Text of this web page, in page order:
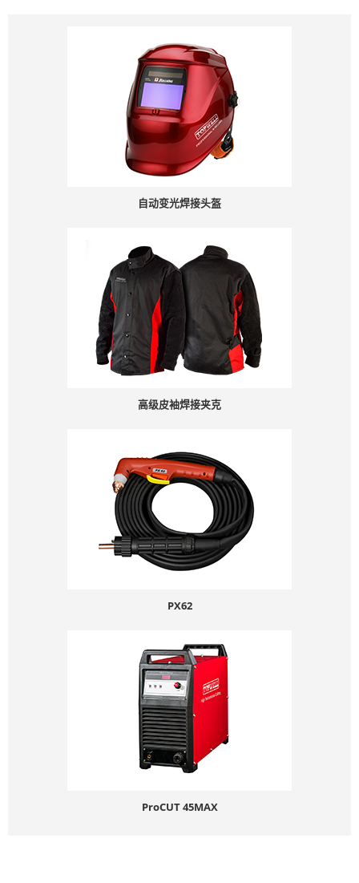
自动变光焊接头盔
高级皮袖焊接夹克
PX62
ProCUT 45MAX